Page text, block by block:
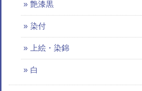
艶漆黒
染付
上絵・染錦
白